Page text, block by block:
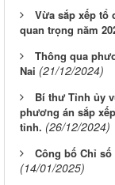
Vừa sắp xếp tổ
quan trọng năm
Thông qua
Nai (21/12/2024)
Bí thư Tỉnh ủy
phương án sắp
tỉnh. (26/12/2024)
Công bố Chỉ số
(14/01/2025)